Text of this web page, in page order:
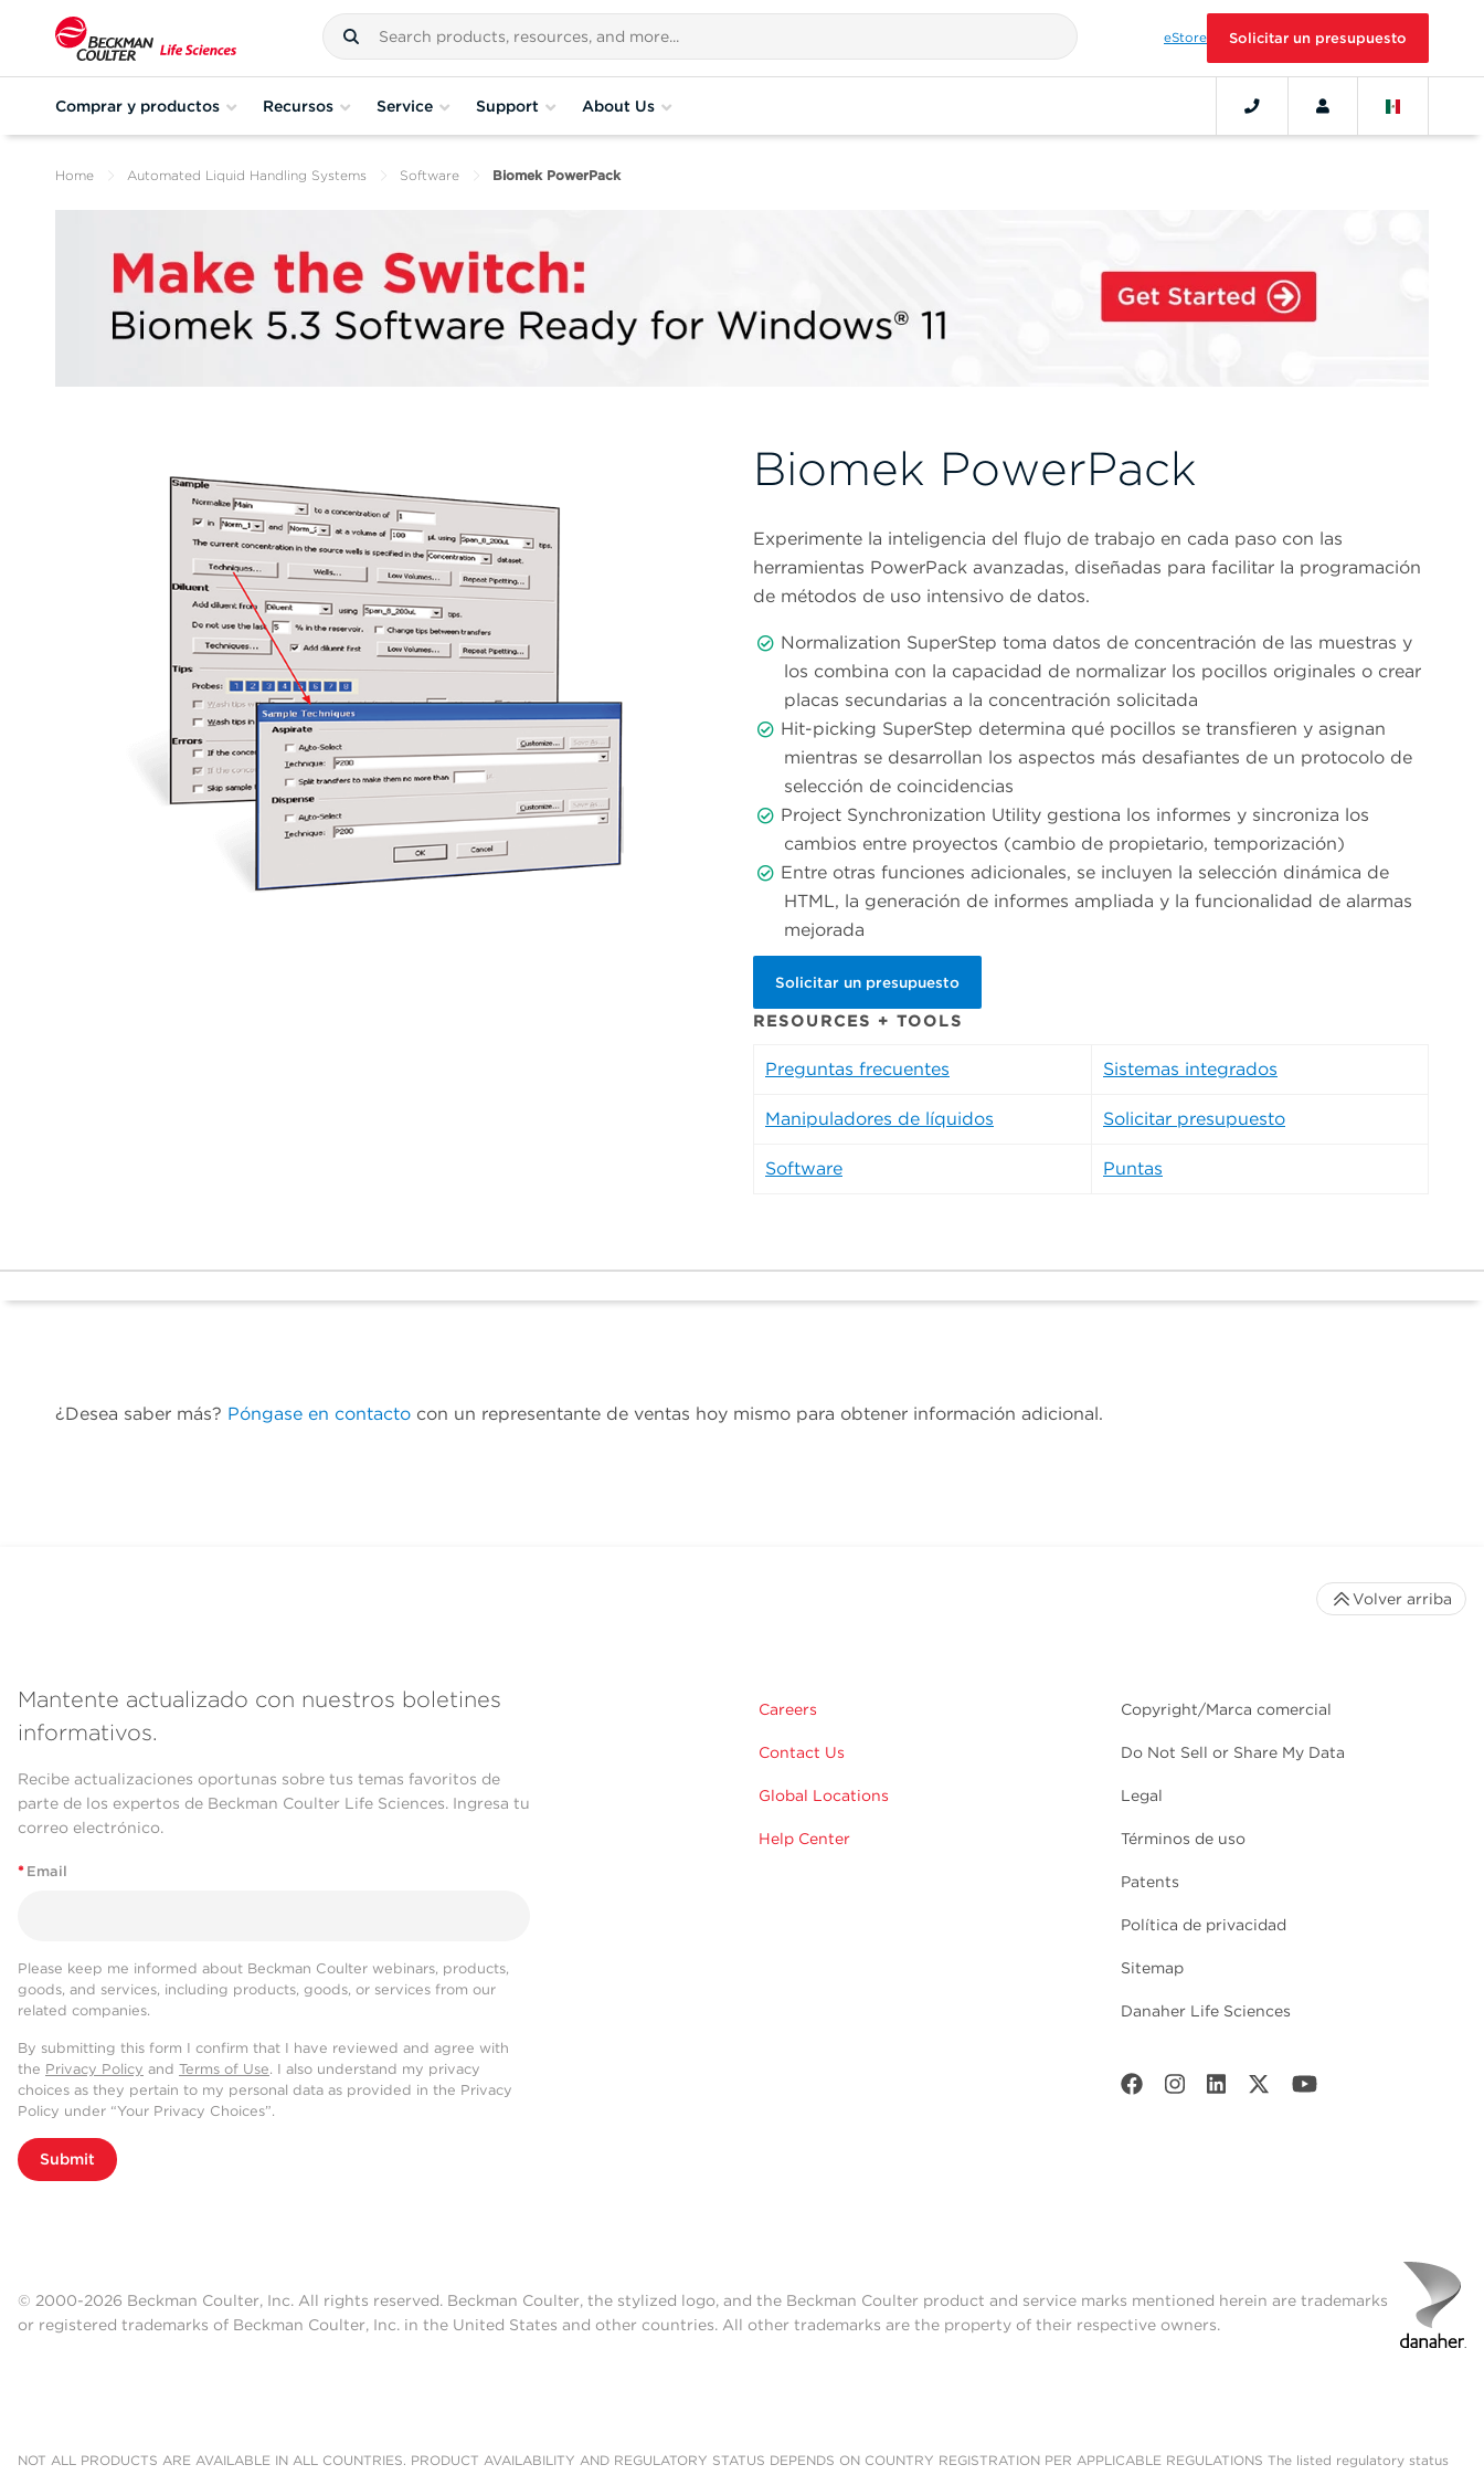
eStore Solicitar un presupuesto
Comprar y productos Recursos Service Support About Us
Home Automated Liquid Handling Systems Software Biomek PowerPack
Biomek PowerPack
Experimente la inteligencia del flujo de trabajo en cada paso con las
herramientas PowerPack avanzadas, diseñadas para facilitar la programación
de métodos de uso intensivo de datos.
Normalization SuperStep toma datos de concentración de las muestras y
los combina con la capacidad de normalizar los pocillos originales o crear
placas secundarias a la concentración solicitada
Hit-picking SuperStep determina qué pocillos se transfieren y asignan
mientras se desarrollan los aspectos más desafiantes de un protocolo de
selección de coincidencias
Project Synchronization Utility gestiona los informes y sincroniza los
cambios entre proyectos (cambio de propietario, temporización)
Entre otras funciones adicionales, se incluyen la selección dinámica de
HTML, la generación de informes ampliada y la funcionalidad de alarmas
mejorada
Solicitar un presupuesto
RESOURCES + TOOLS
Preguntas frecuentes Sistemas integrados
Manipuladores de líquidos Solicitar presupuesto
Software Puntas
¿Desea saber más? Póngase en contacto con un representante de ventas hoy mismo para obtener información adicional.
Mantente actualizado con nuestros boletines
informativos.
Recibe actualizaciones oportunas sobre tus temas favoritos de
parte de los expertos de Beckman Coulter Life Sciences. Ingresa tu
correo electrónico.
* Email
Please keep me informed about Beckman Coulter webinars, products,
goods, and services, including products, goods, or services from our
related companies.
By submitting this form I confirm that I have reviewed and agree with
the Privacy Policy and Terms of Use. I also understand my privacy
choices as they pertain to my personal data as provided in the Privacy
Policy under “Your Privacy Choices”.
Submit
Careers
Contact Us
Global Locations
Help Center
Copyright/Marca comercial
Do Not Sell or Share My Data
Legal
Términos de uso
Patents
Política de privacidad
Sitemap
Danaher Life Sciences
Volver arriba
© 2000-2026 Beckman Coulter, Inc. All rights reserved. Beckman Coulter, the stylized logo, and the Beckman Coulter product and service marks mentioned herein are trademarks
or registered trademarks of Beckman Coulter, Inc. in the United States and other countries. All other trademarks are the property of their respective owners.
NOT ALL PRODUCTS ARE AVAILABLE IN ALL COUNTRIES. PRODUCT AVAILABILITY AND REGULATORY STATUS DEPENDS ON COUNTRY REGISTRATION PER APPLICABLE REGULATIONS The listed regulatory status